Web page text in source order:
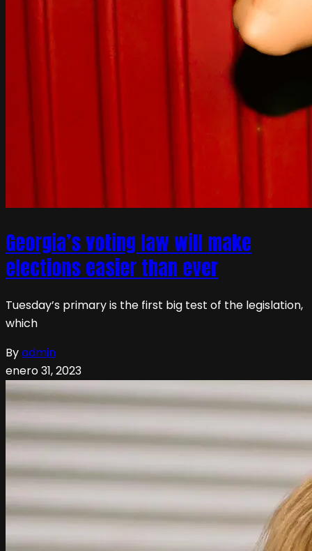
Georgia’s voting law will make
elections easier than ever
Tuesday’s primary is the first big test of the legislation,
which
Byadmin
enero 31, 2023